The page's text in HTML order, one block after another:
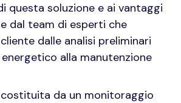
questa soluzione e ai vantaggi
dal team di esperti che
dalle analisi preliminari
alla manutenzione
costituita da un monitoraggio